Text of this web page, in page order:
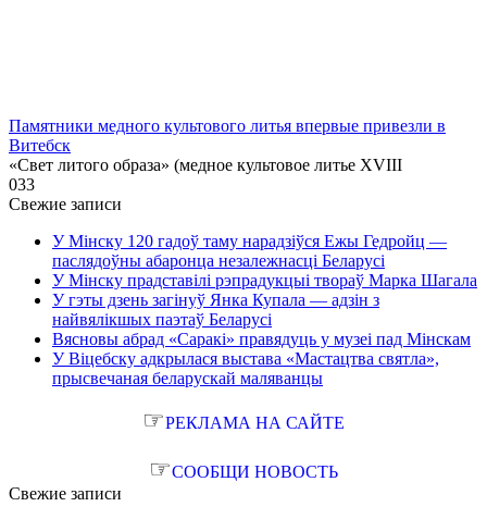
Памятники медного культового литья впервые привезли в
Витебск
«Свет литого образа» (медное культовое литье XVIII
033
Свежие записи
У Мінску 120 гадоў таму нарадзіўся Ежы Гедройц —
паслядоўны абаронца незалежнасці Беларусі
У Мінску прадставілі рэпрадукцыі твораў Марка Шагала
У гэты дзень загінуў Янка Купала — адзін з
найвялікшых паэтаў Беларусі
Вясновы абрад «Саракі» правядуць у музеі пад Мінскам
У Віцебску адкрылася выстава «Мастацтва святла»,
прысвечаная беларускай маляванцы
☞РЕКЛАМА НА САЙТЕ
☞СООБЩИ НОВОСТЬ
Свежие записи